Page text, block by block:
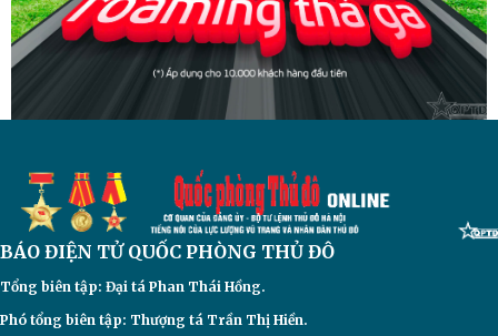
BÁO ĐIỆN TỬQUỐC PHÒNG THỦ ĐÔ
Tổng biên tập: Đại tá Phan Thái Hồng.
Phó tổng biên tập: Thượng tá Trần Thị Hiền.